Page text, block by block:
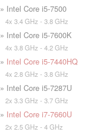
» Intel Core i5-7500
4x 3.4 GHz - 3.8 GHz
» Intel Core i5-7600K
4x 3.8 GHz - 4.2 GHz
» Intel Core i5-7440HQ
4x 2.8 GHz - 3.8 GHz
» Intel Core i5-7287U
2x 3.3 GHz - 3.7 GHz
» Intel Core i7-7660U
2x 2.5 GHz - 4 GHz